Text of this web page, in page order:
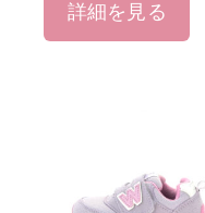
詳細を見る